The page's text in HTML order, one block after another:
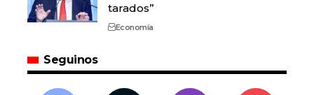
tarados”
Economía
Seguinos